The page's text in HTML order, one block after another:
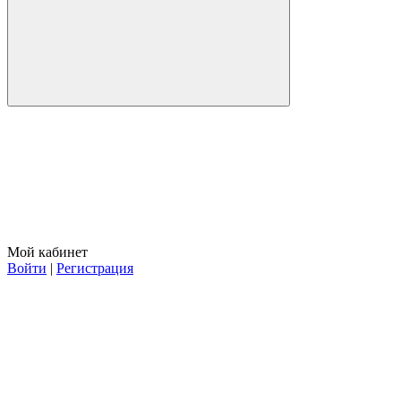
Мой кабинет
Войти | Регистрация